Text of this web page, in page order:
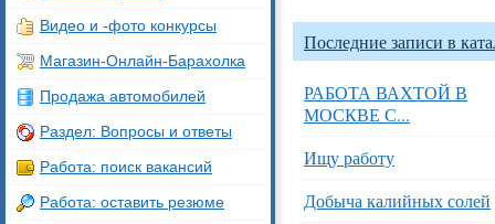
Последние записи в
РАБОТА ВАХТОЙ В
МОСКВЕ С...
Ищу работу
Добыча калийных солей
Видео и -фото конкурсы
Магазин-Онлайн-Барахолка
Продажа автомобилей
Раздел: Вопросы и ответы
Работа: поиск вакансий
Работа: оставить резюме